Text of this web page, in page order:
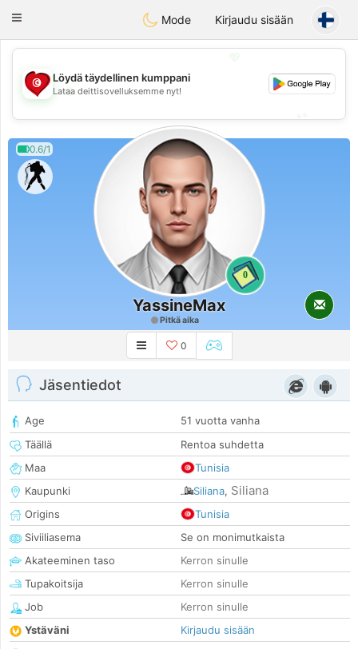
Tunisia Dating
Toggle
Mode Kirjaudu sisään
💖
💕
Löydä täydellinen kumppani
Lataa deittisovelluksemme nyt!
0.6/1
0
YassineMax
Pitkä aika
0
Jäsentiedot
Age
51 vuotta vanha
Täällä
Rentoa suhdetta
Maa
Tunisia
Kaupunki
Siliana, Siliana
Origins
Tunisia
Siviiliasema
Se on monimutkaista
Akateeminen taso
Kerron sinulle
Tupakoitsija
Kerron sinulle
Job
Kerron sinulle
Ystäväni
Kirjaudu sisään